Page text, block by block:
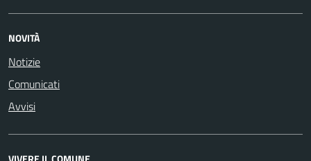
NOVITÀ
Notizie
Comunicati
Avvisi